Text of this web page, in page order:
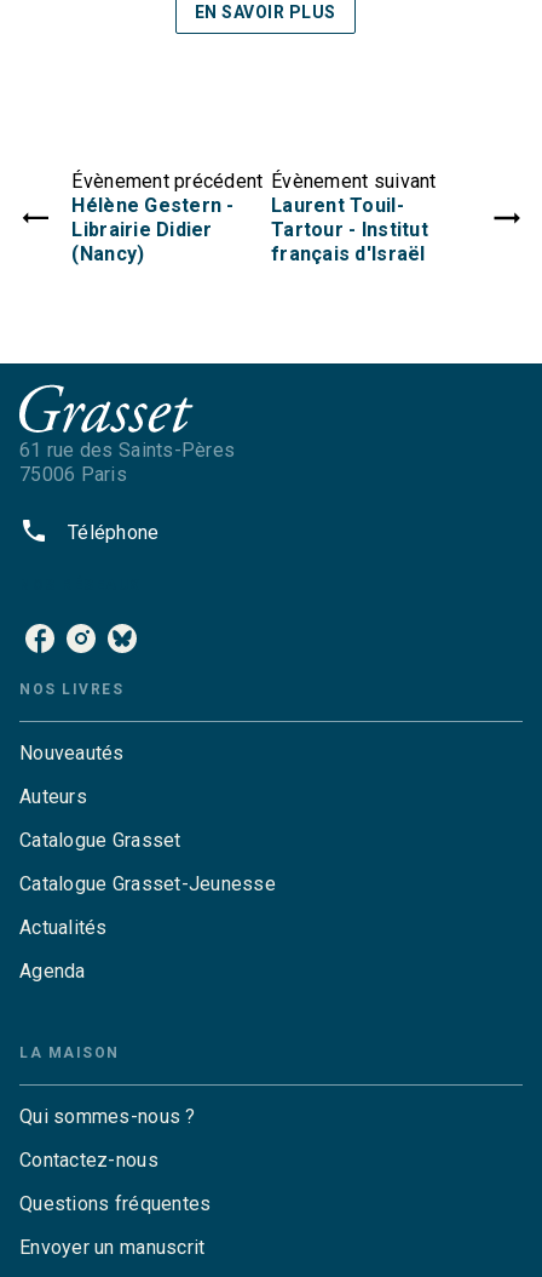
EN SAVOIR PLUS
Évènement précédent
Hélène Gestern -
Librairie Didier
(Nancy)
Évènement suivant
Laurent Touil-
Tartour - Institut
français d'Israël
61 rue des Saints-Pères
75006 Paris
phone Téléphone
NOS LIVRES
Nouveautés
Auteurs
Catalogue Grasset
Catalogue Grasset-Jeunesse
Actualités
Agenda
LA MAISON
Qui sommes-nous ?
Contactez-nous
Questions fréquentes
Envoyer un manuscrit